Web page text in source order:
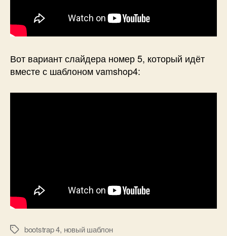
Вот вариант слайдера номер 5, который идёт
вместе с шаблоном vamshop4:
Меткиbootstrap 4, новый шаблон